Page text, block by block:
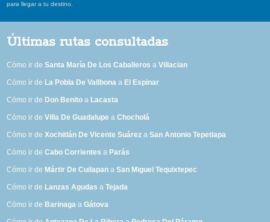
para llegar a tu destino.
Últimas rutas consultadas
Cómo ir deSanta María De Los Caballeros aVillacian
Cómo ir de La Pobla De Vallbona a El Espinar
Cómo ir de Don Benito a Lacasta
Cómo ir deVilla De Guadalupe aChocholá
Cómo ir deXochitlán De Vicente Suárez aSan Antonio Tepetlapa
Cómo ir deCabo Corrientes a Parás
Cómo ir de Mártir De Cuilapan aSan Miguel Tequixtepec
Cómo ir de Lanzas Agudas aTejada
Cómo ir de Barinaga aGátova